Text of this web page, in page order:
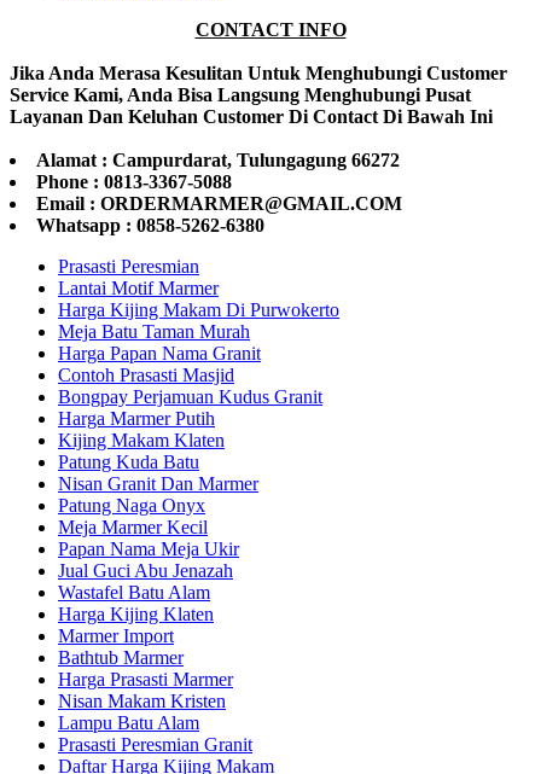
CONTACT INFO
Jika Anda Merasa Kesulitan Untuk Menghubungi Customer
Service Kami, Anda Bisa Langsung Menghubungi Pusat
Layanan Dan Keluhan Customer Di Contact Di Bawah Ini
Alamat : Campurdarat, Tulungagung 66272
Phone : 0813-3367-5088
Email : ORDERMARMER@GMAIL.COM
Whatsapp : 0858-5262-6380
Prasasti Peresmian
Lantai Motif Marmer
Harga Kijing Makam Di Purwokerto
Meja Batu Taman Murah
Harga Papan Nama Granit
Contoh Prasasti Masjid
Bongpay Perjamuan Kudus Granit
Harga Marmer Putih
Kijing Makam Klaten
Patung Kuda Batu
Nisan Granit Dan Marmer
Patung Naga Onyx
Meja Marmer Kecil
Papan Nama Meja Ukir
Jual Guci Abu Jenazah
Wastafel Batu Alam
Harga Kijing Klaten
Marmer Import
Bathtub Marmer
Harga Prasasti Marmer
Nisan Makam Kristen
Lampu Batu Alam
Prasasti Peresmian Granit
Daftar Harga Kijing Makam